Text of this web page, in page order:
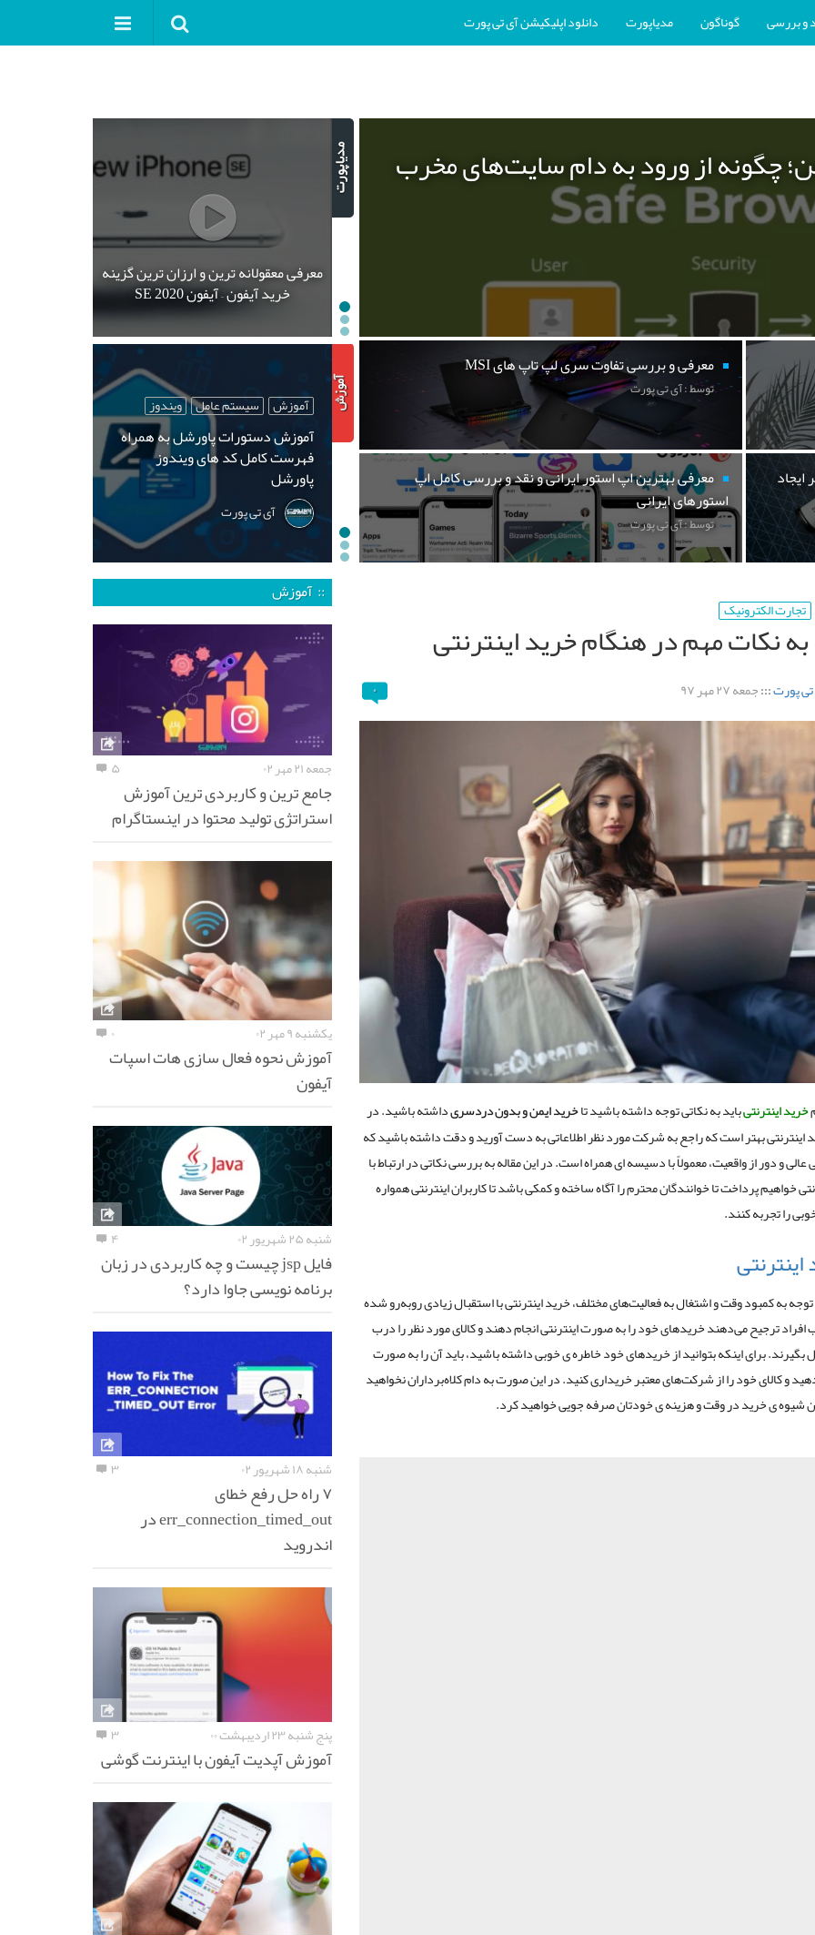
و بررسی گوناگون مدیاپورت دانلود اپلیکیشن آی تی پورت
چگونه از ورود به دام سایت‌های مخرب
معرفی و بررسی تفاوت سری لپ تاپ های MSI
توسط : آی تی پورت
معرفی بهترین اپ استور ایرانی و نقد و بررسی کامل اپ
استورهای ایرانی
توسط : آی تی پورت
معرفی معقولانه ترین و ارزان ترین گزینه
خرید آیفون – آیفون SE 2020
آموزش سیستم عامل ویندوز
آموزش دستورات پاورشل به همراه
فهرست کامل کد های ویندوز
پاورشل
آی تی پورت
تجارت الکترونیک
نکات مهم در هنگام خرید اینترنتی
پورت:::جمعه ۲۷ مهر ۹۷ ۰
خرید اینترنتیباید به نکاتی توجه داشته باشید تاخرید ایمن و بدون دردسریداشته باشید. در
اینترنتی بهتر است که راجع به شرکت مورد نظر اطلاعاتی به دست آورید و دقت داشته باشید که
و دور از واقعیت، معمولاً با دسیسه ای همراه است. در این مقاله به بررسی نکاتی در ارتباط با
خواهیم پرداخت تا خوانندگان محترم را آگاه ساخته و کمکی باشد تا کاربران اینترنتی همواره
را تجربه کنند.
توجه به کمبود وقت و اشتغال به فعالیت‌های مختلف، خرید اینترنتی با استقبال زیادی روبه‌رو شده
ترجیح می‌دهند خریدهای خود را به صورت اینترنتی انجام دهند و کالای مورد نظر را درب
بگیرند. برای اینکه بتوانید از خریدهای خود خاطره ی خوبی داشته باشید، باید آن را به صورت
و کالای خود را از شرکت‌های معتبر خریداری کنید. در این صورت به دام کلاه‌برداران نخواهید
این شیوه ی خرید در وقت و هزینه ی خودتان صرفه جویی خواهید کرد.
:: آموزش
جمعه ۲۱ مهر ۰۲ ۵
جامع ترین و کاربردی ترین آموزش
استراتژی تولید محتوا در اینستاگرام
یکشنبه ۹ مهر ۰۲ ۰
آموزش نحوه فعال سازی هات اسپات
آیفون
شنبه ۲۵ شهریور ۰۲ ۴
فایل jsp چیست و چه کاربردی در زبان
برنامه نویسی جاوا دارد؟
شنبه ۱۸ شهریور ۰۲ ۳
۷ راه حل رفع خطای
err_connection_timed_out در
اندروید
پنج شنبه ۲۳ اردیبهشت ۰۰ ۳
آموزش آپدیت آیفون با اینترنت گوشی